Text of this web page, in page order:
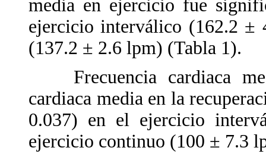
media en ejercicio fue
ejercicio interválico (162.2 ±
(137.2 ± 2.6 lpm) (Tabla 1).
Frecuencia cardiaca
cardiaca media en la
0.037) en el ejercicio
ejercicio continuo (100 ± 7.3